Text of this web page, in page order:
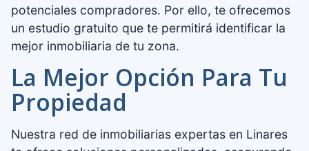
potenciales compradores. Por ello, te ofrecemos
un estudio gratuito que te permitirá identificar la
mejor inmobiliaria de tu zona.
La Mejor Opción Para Tu
Propiedad
Nuestra red de inmobiliarias expertas en Linares